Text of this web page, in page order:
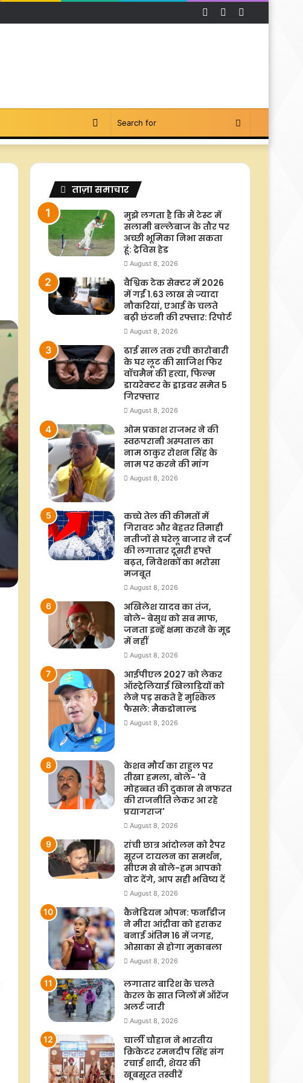
YouTube
Facebook
Search
Switch
ताज़ा समाचार
मुझे लगता है कि मैं टेस्ट में
सलामी बल्लेबाज के तौर पर
अच्छी भूमिका निभा सकता
हूं: ट्रेविस हेड
August 8, 2026
वैश्विक टेक सेक्टर में 2026
में गईं 1.63 लाख से ज्यादा
नौकरियां, एआई के चलते
बढ़ी छंटनी की रफ्तार: रिपोर्ट
August 8, 2026
ढाई साल तक रची कारोबारी
के घर लूट की साजिश फिर
वॉचमैन की हत्या, फिल्म
डायरेक्टर के ड्राइवर समेत 5
गिरफ्तार
August 8, 2026
ओम प्रकाश राजभर ने की
स्वरूपरानी अस्पताल का
नाम ठाकुर रोशन सिंह के
नाम पर करने की मांग
August 8, 2026
कच्चे तेल की कीमतों में
गिरावट और बेहतर तिमाही
नतीजों से घरेलू बाजार ने दर्ज
की लगातार दूसरी हफ्ते
बढ़त, निवेशकों का भरोसा
मजबूत
August 8, 2026
अखिलेश यादव का तंज,
बोले- बेसुध को सब माफ,
जनता इन्हें क्षमा करने के मूड
में नहीं
August 8, 2026
आईपीएल 2027 को लेकर
ऑस्ट्रेलियाई खिलाड़ियों को
लेने पड़ सकते हैं मुश्किल
फैसले: मैकडोनाल्ड
August 8, 2026
केशव मौर्य का राहुल पर
तीखा हमला, बोले- 'वे
मोहब्बत की दुकान से नफरत
की राजनीति लेकर आ रहे
प्रयागराज'
August 8, 2026
रांची छात्र आंदोलन को रैपर
सूरज टायलन का समर्थन,
सीएम से बोले-हम आपको
वोट देंगे, आप सही भविष्य दें
August 8, 2026
कैनेडियन ओपन: फर्नांडीज
ने मीरा आंद्रीवा को हराकर
बनाई अंतिम 16 में जगह,
ओसाका से होगा मुकाबला
August 8, 2026
लगातार बारिश के चलते
केरल के सात जिलों में ऑरेंज
अलर्ट जारी
August 8, 2026
चार्ली चौहान ने भारतीय
क्रिकेटर रमनदीप सिंह संग
रचाई शादी, शेयर की
खूबसूरत तस्वीरें